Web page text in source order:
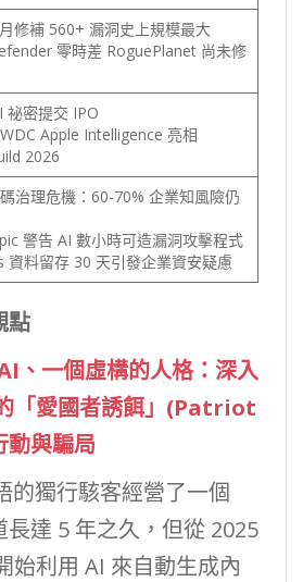
修補 560+ 漏洞史上規模最大
零時差 RoguePlanet 尚未修
祕密提交 IPO
Apple Intelligence 亮相
2026
治理危機：60-70% 企業知風險仍
警告 AI 數小時可造漏洞攻擊程式
資料留存 30 天引發企業資安疑慮
點
、一個虛構的人格：深入
「愛國者誘餌」(Patriot
與騙局
的獨行駭客經營了一個
達 5 年之久，但從 2025
始利用 AI 來自動生成內